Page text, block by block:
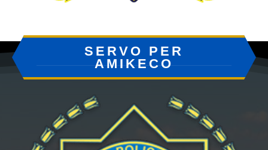
SERVO PER
AMIKECO